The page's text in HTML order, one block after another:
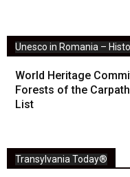
Unesco in Romania –
World Heritage
Forests of the
List
Transylvania Today®